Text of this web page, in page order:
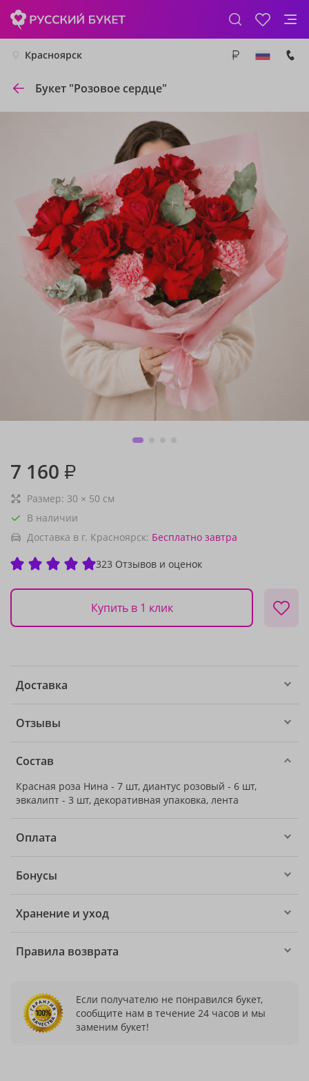
Красноярск
Букет "Розовое сердце"
7 160 ₽
Размер: 30 × 50 см
В наличии
Доставка в г. Красноярск: Бесплатно завтра
323 Отзывов и оценок
Купить в 1 клик
Доставка
Отзывы
Состав
Красная роза Нина - 7 шт, диантус розовый - 6 шт,
эвкалипт - 3 шт, декоративная упаковка, лента
Оплата
Бонусы
Хранение и уход
Правила возврата
Если получателю не понравился букет,
сообщите нам в течение 24 часов и мы
заменим букет!